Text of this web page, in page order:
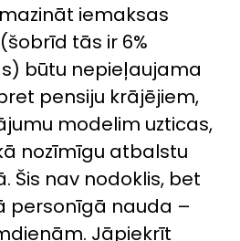
iemaksas
tās ir 6%
būtu nepieļaujama
pensiju krājējiem,
modelim uzticas,
nozīmīgu atbalstu
Šis nav nodoklis, bet
personīgā nauda –
Jāpiekrīt